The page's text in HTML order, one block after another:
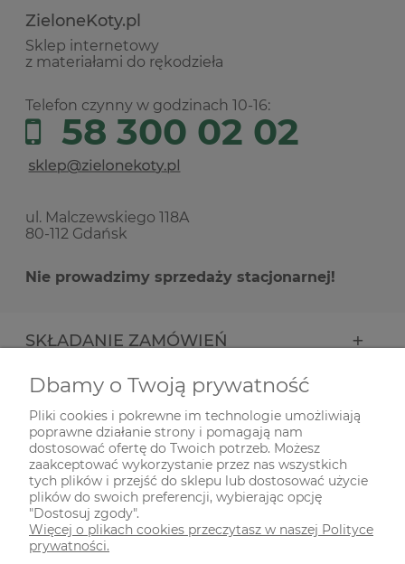
ZieloneKoty.pl
Sklep internetowy
z materiałami do rękodzieła
Telefon czynny w godzinach 10-16:
58 300 02 02
ul. Malczewskiego 118A
80-112 Gdańsk
Nie prowadzimy sprzedaży stacjonarnej!
SKŁADANIE ZAMÓWIEŃ
INFORMACJE
ODWIEDŹ NAS NA
Dbamy o Twoją prywatność
Pliki cookies i pokrewne im technologie umożliwiają
poprawne działanie strony i pomagają nam
dostosować ofertę do Twoich potrzeb. Możesz
zaakceptować wykorzystanie przez nas wszystkich
tych plików i przejść do sklepu lub dostosować użycie
plików do swoich preferencji, wybierając opcję
"Dostosuj zgody".
Więcej o plikach cookies przeczytasz w naszej Polityce
prywatności.